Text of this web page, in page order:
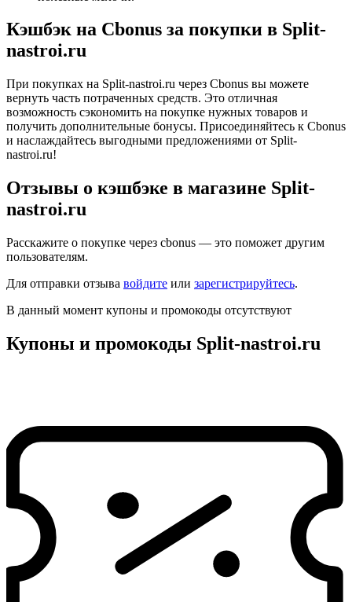
Кэшбэк на Cbonus за покупки в Split-
nastroi.ru
При покупках на Split-nastroi.ru через Cbonus вы можете
вернуть часть потраченных средств. Это отличная
возможность сэкономить на покупке нужных товаров и
получить дополнительные бонусы. Присоединяйтесь к Cbonus
и наслаждайтесь выгодными предложениями от Split-
nastroi.ru!
Отзывы о кэшбэке в магазине Split-
nastroi.ru
Расскажите о покупке через cbonus — это поможет другим
пользователям.
Для отправки отзыва войдите или зарегистрируйтесь.
В данный момент купоны и промокоды отсутствуют
Купоны и промокоды Split-nastroi.ru